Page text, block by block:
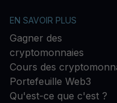
EN SAVOIR PLUS
Gagner des
cryptomonnaies
Cours des
Portefeuille Web3
Qu'est-ce que c'est ?